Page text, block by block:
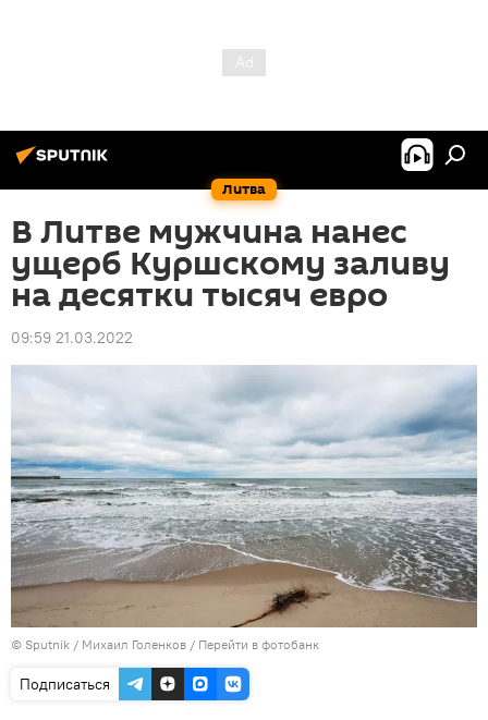
Литва
В Литве мужчина нанес
ущерб Куршскому заливу
на десятки тысяч евро
09:59 21.03.2022
© Sputnik / Михаил Голенков / Перейти в фотобанк
Подписаться